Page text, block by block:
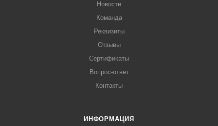
Новости
Команда
Реквизиты
Отзывы
Сертификаты
Вопрос-ответ
Контакты
ИНФОРМАЦИЯ